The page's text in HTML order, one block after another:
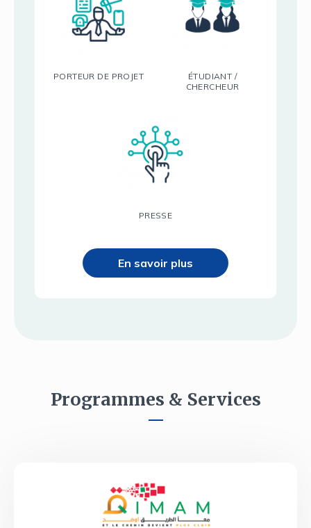
PORTEUR DE PROJET
ÉTUDIANT /
CHERCHEUR
PRESSE
En savoir plus
Programmes & Services